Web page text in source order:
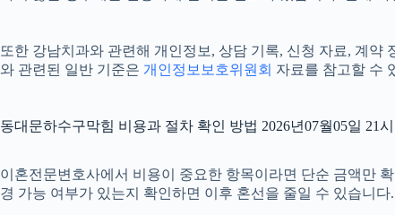
또한 강남치과와 관련해 개인정보, 상담 기록, 신청 자료, 계약
와 관련된 일반 기준은 개인정보보호위원회 자료를 참고할 수
동대문하수구막힘 비용과 절차 확인 방법 2026년07월05일 21
이혼전문변호사에서 비용이 중요한 항목이라면 단순 금액만
경 가능 여부가 있는지 확인하면 이후 혼선을 줄일 수 있습니